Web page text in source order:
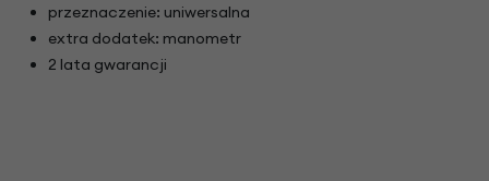
przeznaczenie: uniwersalna
extra dodatek: manometr
2 lata gwarancji